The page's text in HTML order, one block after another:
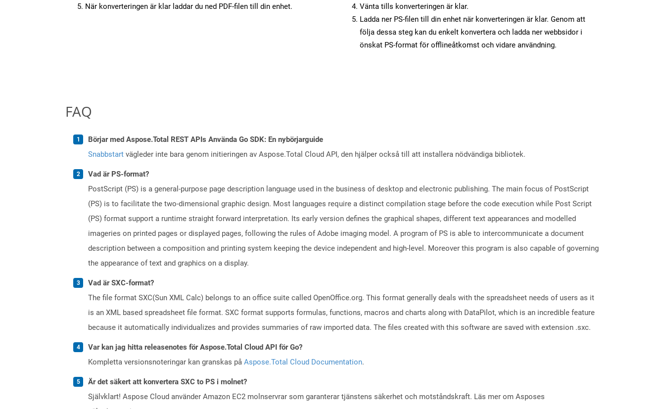
När konverteringen är klar laddar du ned PDF-filen till din enhet.
Vänta tills konverteringen är klar.
Ladda ner PS-filen till din enhet när konverteringen är klar. Genom att
följa dessa steg kan du enkelt konvertera och ladda ner webbsidor i
önskat PS-format för offlineåtkomst och vidare användning.
FAQ
Börjar med Aspose.Total REST APIs Använda Go SDK: En nybörjarguide
Snabbstart vägleder inte bara genom initieringen av Aspose.Total Cloud API, den hjälper också till att installera nödvändiga bibliotek.
Vad är PS-format?
PostScript (PS) is a general-purpose page description language used in the business of desktop and electronic publishing. The main focus of PostScript
(PS) is to facilitate the two-dimensional graphic design. Most languages require a distinct compilation stage before the code execution while Post Script
(PS) format support a runtime straight forward interpretation. Its early version defines the graphical shapes, different text appearances and modelled
imageries on printed pages or displayed pages, following the rules of Adobe imaging model. A program of PS is able to intercommunicate a document
description between a composition and printing system keeping the device independent and high-level. Moreover this program is also capable of governing
the appearance of text and graphics on a display.
Vad är SXC-format?
The file format SXC(Sun XML Calc) belongs to an office suite called OpenOffice.org. This format generally deals with the spreadsheet needs of users as it
is an XML based spreadsheet file format. SXC format supports formulas, functions, macros and charts along with DataPilot, which is an incredible feature
because it automatically individualizes and provides summaries of raw imported data. The files created with this software are saved with extension .sxc.
Var kan jag hitta releasenotes för Aspose.Total Cloud API för Go?
Kompletta versionsnoteringar kan granskas på Aspose.Total Cloud Documentation.
Är det säkert att konvertera SXC to PS i molnet?
Självklart! Aspose Cloud använder Amazon EC2 molnservrar som garanterar tjänstens säkerhet och motståndskraft. Läs mer om Asposes